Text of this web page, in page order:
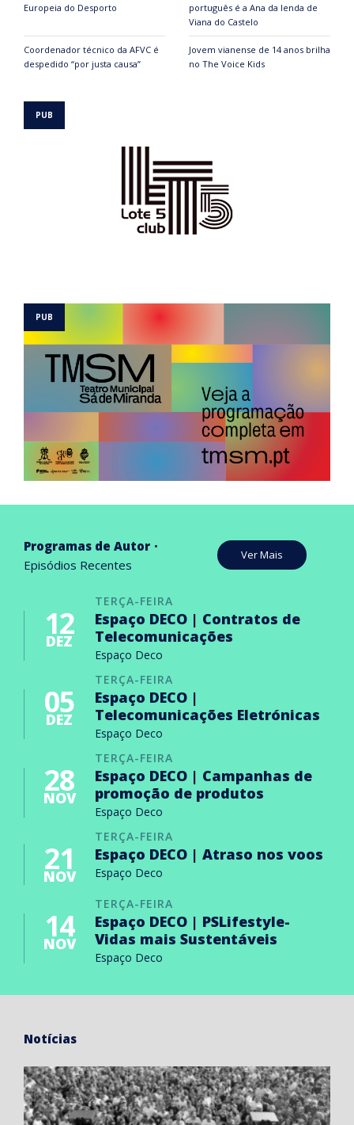
Europeia do Desporto
português é a Ana da lenda de
Viana do Castelo
Coordenador técnico da AFVC é
despedido “por justa causa”
Jovem vianense de 14 anos brilha
no The Voice Kids
Programas de Autor
Episódios Recentes
Ver Mais
TERÇA-FEIRA
12
DEZ
Espaço DECO | Contratos de
Telecomunicações
Espaço Deco
TERÇA-FEIRA
05
DEZ
Espaço DECO |
Telecomunicações Eletrónicas
Espaço Deco
TERÇA-FEIRA
28
NOV
Espaço DECO | Campanhas de
promoção de produtos
Espaço Deco
TERÇA-FEIRA
21
NOV
Espaço DECO | Atraso nos voos
Espaço Deco
TERÇA-FEIRA
14
NOV
Espaço DECO | PSLifestyle-
Vidas mais Sustentáveis
Espaço Deco
Notícias